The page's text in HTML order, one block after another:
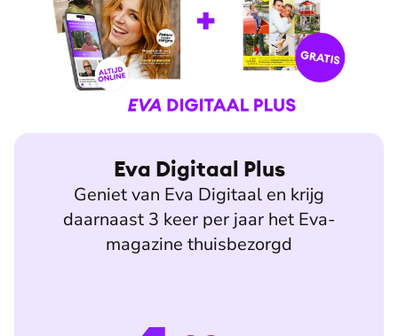
Eva Digitaal Plus
Geniet van Eva Digitaal en krijg
daarnaast 3 keer per jaar het Eva-
magazine thuisbezorgd